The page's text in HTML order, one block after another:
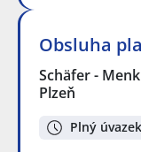
Obsluha
Schäfer -
Plzeň
Plný úvazek